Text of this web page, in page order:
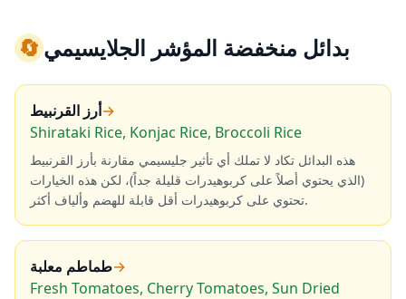
🔄بدائل منخفضة المؤشر الجلايسيمي
أرز القرنبيط→
Shirataki Rice, Konjac Rice, Broccoli Rice
هذه البدائل تكاد لا تملك أي تأثير جليسيمي مقارنة بأرز القرنبيط
(الذي يحتوي أصلاً على كربوهيدرات قليلة جداً)، لكن هذه الخيارات
تحتوي على كربوهيدرات أقل قابلة للهضم وألياف أكثر.
طماطم معلبة→
Fresh Tomatoes, Cherry Tomatoes, Sun Dried